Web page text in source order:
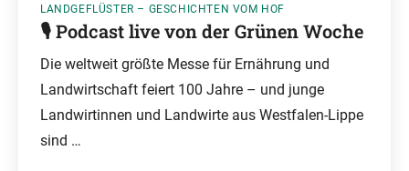
LANDGEFLÜSTER – GESCHICHTEN VOM HOF
🎙️ Podcast live von der Grünen Woche
Die weltweit größte Messe für Ernährung und
Landwirtschaft feiert 100 Jahre – und junge
Landwirtinnen und Landwirte aus Westfalen-Lippe
sind …